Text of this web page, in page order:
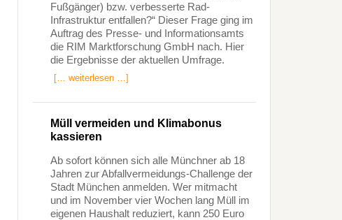
Fußgänger) bzw. verbesserte Rad-
Infrastruktur entfallen?“ Dieser Frage ging im
Auftrag des Presse- und Informationsamts
die RIM Marktforschung GmbH nach. Hier
die Ergebnisse der aktuellen Umfrage.
[… weiterlesen …]
Müll vermeiden und Klimabonus
kassieren
Ab sofort können sich alle Münchner ab 18
Jahren zur Abfallvermeidungs-Challenge der
Stadt München anmelden. Wer mitmacht
und im November vier Wochen lang Müll im
eigenen Haushalt reduziert, kann 250 Euro